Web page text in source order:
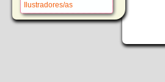
Ilustradores/as